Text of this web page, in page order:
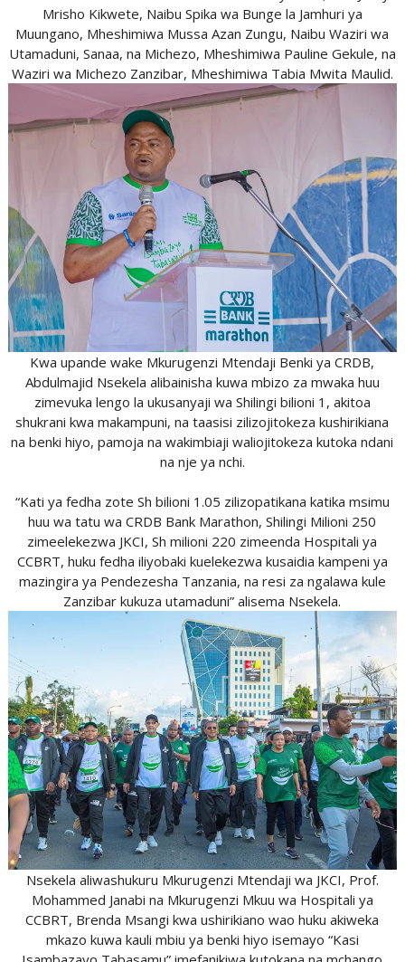
Mrisho Kikwete, Naibu Spika wa Bunge la Jamhuri ya
Muungano, Mheshimiwa Mussa Azan Zungu, Naibu Waziri wa
Utamaduni, Sanaa, na Michezo, Mheshimiwa Pauline Gekule, na
Waziri wa Michezo Zanzibar, Mheshimiwa Tabia Mwita Maulid.
Kwa upande wake Mkurugenzi Mtendaji Benki ya CRDB,
Abdulmajid Nsekela alibainisha kuwa mbizo za mwaka huu
zimevuka lengo la ukusanyaji wa Shilingi bilioni 1, akitoa
shukrani kwa makampuni, na taasisi zilizojitokeza kushirikiana
na benki hiyo, pamoja na wakimbiaji waliojitokeza kutoka ndani
na nje ya nchi.
“Kati ya fedha zote Sh bilioni 1.05 zilizopatikana katika msimu
huu wa tatu wa CRDB Bank Marathon, Shilingi Milioni 250
zimeelekezwa JKCI, Sh milioni 220 zimeenda Hospitali ya
CCBRT, huku fedha iliyobaki kuelekezwa kusaidia kampeni ya
mazingira ya Pendezesha Tanzania, na resi za ngalawa kule
Zanzibar kukuza utamaduni” alisema Nsekela.
Nsekela aliwashukuru Mkurugenzi Mtendaji wa JKCI, Prof.
Mohammed Janabi na Mkurugenzi Mkuu wa Hospitali ya
CCBRT, Brenda Msangi kwa ushirikiano wao huku akiweka
mkazo kuwa kauli mbiu ya benki hiyo isemayo “Kasi